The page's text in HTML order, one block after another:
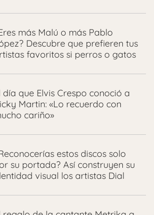
más Malú o más Pablo
Descubre que prefieren tus
favoritos si perros o gatos
día que Elvis Crespo conoció a
Martin: «Lo recuerdo con
cariño»
estos discos solo
su portada? Así construyen su
visual los artistas Dial